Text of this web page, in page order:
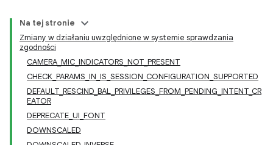
Na tej stronie
Zmiany w działaniu uwzględnione w systemie sprawdzania
zgodności
CAMERA_MIC_INDICATORS_NOT_PRESENT
CHECK_PARAMS_IN_IS_SESSION_CONFIGURATION_SUPPORTED
DEFAULT_RESCIND_BAL_PRIVILEGES_FROM_PENDING_INTENT_CR
EATOR
DEPRECATE_UI_FONT
DOWNSCALED